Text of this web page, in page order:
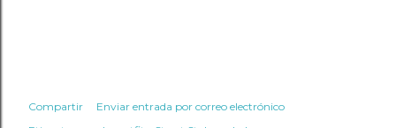
Compartir
Enviar entrada por correo electrónico